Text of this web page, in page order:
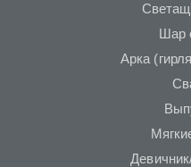
Шар
Арка